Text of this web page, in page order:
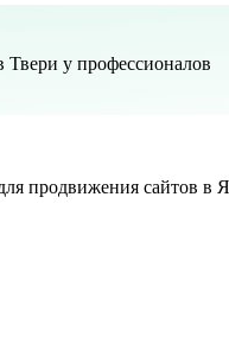
Твери у профессионалов
продвижения сайтов в